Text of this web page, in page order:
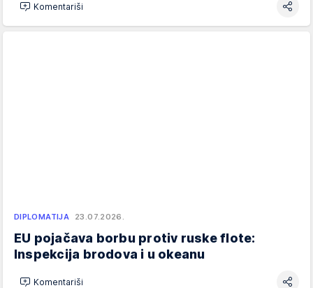
Komentariši
DIPLOMATIJA 23.07.2026.
EU pojačava borbu protiv ruske flote:
Inspekcija brodova i u okeanu
Komentariši